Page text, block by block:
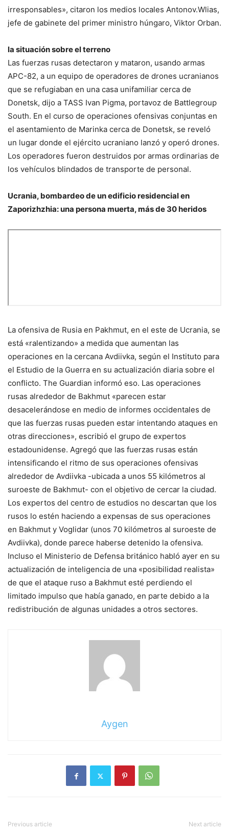
irresponsables», citaron los medios locales Antonov.Wlias,
jefe de gabinete del primer ministro húngaro, Viktor Orban.
la situación sobre el terreno
Las fuerzas rusas detectaron y mataron, usando armas
APC-82, a un equipo de operadores de drones ucranianos
que se refugiaban en una casa unifamiliar cerca de
Donetsk, dijo a TASS Ivan Pigma, portavoz de Battlegroup
South. En el curso de operaciones ofensivas conjuntas en
el asentamiento de Marinka cerca de Donetsk, se reveló
un lugar donde el ejército ucraniano lanzó y operó drones.
Los operadores fueron destruidos por armas ordinarias de
los vehículos blindados de transporte de personal.
Ucrania, bombardeo de un edificio residencial en
Zaporizhzhia: una persona muerta, más de 30 heridos
La ofensiva de Rusia en Pakhmut, en el este de Ucrania, se
está «ralentizando» a medida que aumentan las
operaciones en la cercana Avdiivka, según el Instituto para
el Estudio de la Guerra en su actualización diaria sobre el
conflicto. The Guardian informó eso. Las operaciones
rusas alrededor de Bakhmut «parecen estar
desacelerándose en medio de informes occidentales de
que las fuerzas rusas pueden estar intentando ataques en
otras direcciones», escribió el grupo de expertos
estadounidense. Agregó que las fuerzas rusas están
intensificando el ritmo de sus operaciones ofensivas
alrededor de Avdiivka -ubicada a unos 55 kilómetros al
suroeste de Bakhmut- con el objetivo de cercar la ciudad.
Los expertos del centro de estudios no descartan que los
rusos lo estén haciendo a expensas de sus operaciones
en Bakhmut y Voglidar (unos 70 kilómetros al suroeste de
Avdiivka), donde parece haberse detenido la ofensiva.
Incluso el Ministerio de Defensa británico habló ayer en su
actualización de inteligencia de una «posibilidad realista»
de que el ataque ruso a Bakhmut esté perdiendo el
limitado impulso que había ganado, en parte debido a la
redistribución de algunas unidades a otros sectores.
Aygen
Previous article Next article